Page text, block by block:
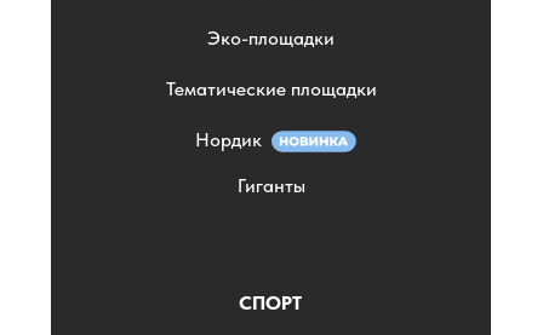
Эко-площадки
Тематические площадки
Нордик
Гиганты
СПОРТ